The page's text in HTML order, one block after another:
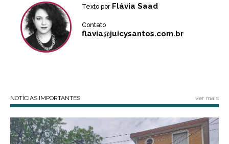
Texto por Flávia Saad
Contato
flavia@juicysantos.com.br
NOTÍCIAS IMPORTANTES ver mais